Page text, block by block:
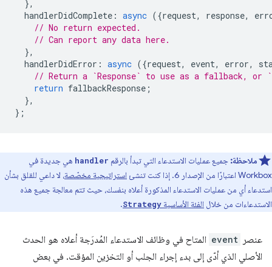
},
handlerDidComplete : async ({request, response,
// No return expected.
// Can report any data here.
},
handlerDidError : async ({request, event, error,
// Return a `Response` to use as a fallback, or
return fallbackResponse ;
},
};
ملاحظة: جميع عمليات الاستدعاء التي تبدأ بالرقم handler هي جديدة في
Workbox اعتبارًا من الإصدار 6. إذا كنت تنشئ
استراتيجية مخصّصة، لا داعي للقلق بشأن
استدعاء أي من عمليات الاستدعاء المذكورة أعلاه بنفسك، حيث تتم معالجة جميع هذه
الاستدعاءات من خلال الفئة الأساسية Strategy
.
عنصر event المتاح في وظائف الاستدعاء المُدرَجة أعلاه هو الحدث
الأصلي الذي أدّى إلى بدء إجراء الجلب أو التخزين المؤقت. في بعض